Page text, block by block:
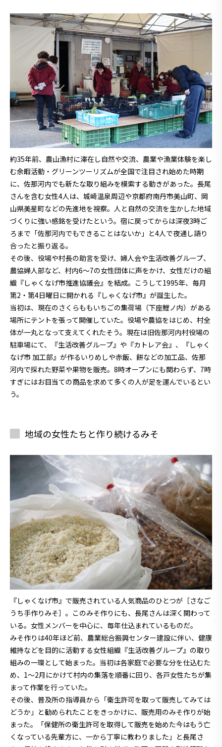
約35年前、農山漁村に滞在し自然や交流、農業や漁業体験を楽し
む余暇活動・グリーンツーリズムが全国で注目され始めた時期
に、佐那河内でも新たな取り組みを模索する動きがあった。長尾
さんを含む女性4人は、城崎温泉周辺や京都府南丹市美山町、岡
山県美星町などの先進地を視察。人と自然の交流を生かした地域
づくりに強い感銘を受けたという。宿に戻ってからは深夜3時ご
ろまで「佐那河内でもできることはないか」と4人で夜通し語り
合ったと振り返る。
その後、役場や村長の助言を受け、婦人会や生活改善グループ、
農協婦人部など、村内6〜7の女性団体に声をかけ、女性だけの組
織『しゃくなげ市推進協議会』を結成。こうして1995年、毎月
第2・第4日曜日に開かれる『しゃくなげ市』が誕生した。
当初は、現在のさくらももいちごの集荷場（下座鯉ノ内）がある
場所にテントを張って開催していた。役場や農協をはじめ、村全
体が一丸となって支えてくれたそう。現在は旧佐那河内村役場の
駐車場にて、『生活改善グループ』や『カトレア会』、『しゃく
なげ市 加工部』が作るいりめしや赤飯、餅などの加工品、佐那
河内で採れた野菜や果物を販売。8時オープンにも関わらず、7時
すぎにはお目当ての商品を求めて多くの人が足を運んでいるとい
う。
地域の女性たちと作り続けるみそ
『しゃくなげ市』で販売されている人気商品のひとつが［さなご
うち手作りみそ］。このみそ作りにも、長尾さんは深く関わって
いる。女性メンバーを中心に、毎年仕込まれているものだ。
みそ作りは40年ほど前、農業総合振興センター建設に伴い、健康
維持などを目的に活動する女性組織『生活改善グループ』の取り
組みの一環として始まった。当初は各家庭で必要な分を仕込むた
め、1〜2月にかけて村内の集落を順番に回り、各戸女性たちが集
まって作業を行っていた。
その後、普及所の指導員から「衛生許可を取って販売してみては
どうか」と勧められたことをきっかけに、販売用のみそ作りが始
まった。「保健所の衛生許可を取得して販売を始めた今はもう亡
くなっている先輩方に、一から丁寧に教わりました」と長尾さ